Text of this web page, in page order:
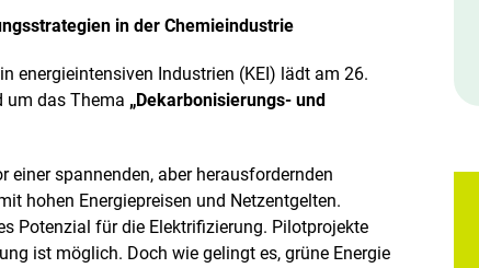
in der Chemieindustrie
energieintensiven Industrien (KEI) lädt am 26.
um das Thema „Dekarbonisierungs- und
einer spannenden, aber herausfordernden
hohen Energiepreisen und Netzentgelten.
Potenzial für die Elektrifizierung. Pilotprojekte
ist möglich. Doch wie gelingt es, grüne Energie